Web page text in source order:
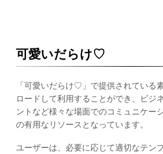
可愛いだらけ♡
「可愛いだらけ♡」で提供されている
ロードして利用することができ、ビジ
ントなど様々な場面でのコミュニケー
の有用なリソースとなっています。
ユーザーは、必要に応じて適切なテン